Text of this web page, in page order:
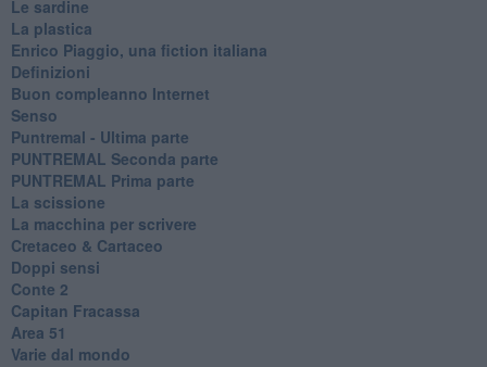
Le sardine
La plastica
​Enrico Piaggio, una fiction italiana
Definizioni
​Buon compleanno Internet
Senso
Puntremal - Ultima parte
PUNTREMAL Seconda parte
​PUNTREMAL Prima parte
La scissione
La macchina per scrivere
Cretaceo & Cartaceo
Doppi sensi
​Conte 2
​Capitan Fracassa
​Area 51
Varie dal mondo